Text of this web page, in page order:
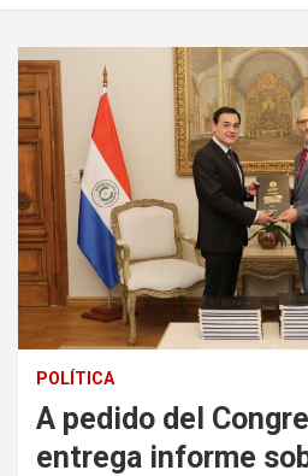
POLÍTICA
A pedido del
entrega informe